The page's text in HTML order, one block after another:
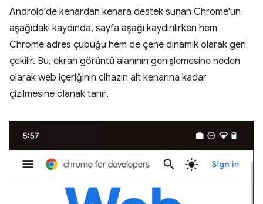
Android'de kenardan kenara destek sunan Chrome'un
aşağıdaki kaydında, sayfa aşağı kaydırılırken hem
Chrome adres çubuğu hem de çene dinamik olarak geri
çekilir. Bu, ekran görüntü alanının genişlemesine neden
olarak web içeriğinin cihazın alt kenarına kadar
çizilmesine olanak tanır.